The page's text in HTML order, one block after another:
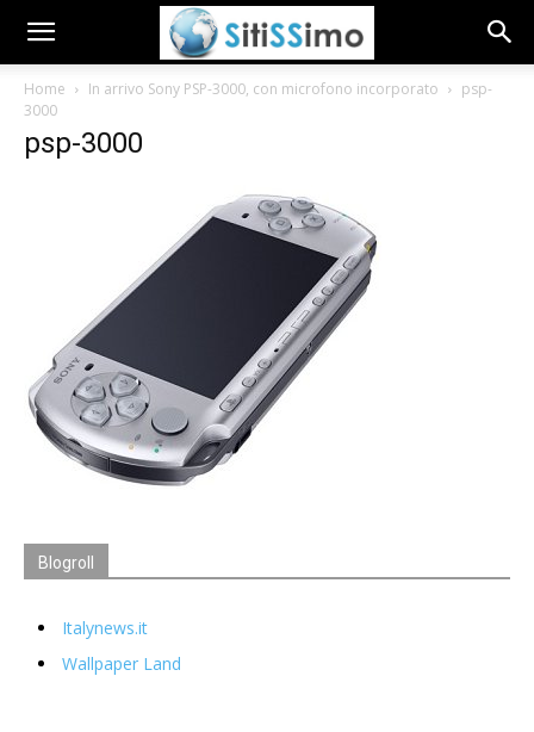
Home In arrivo Sony PSP-3000, con microfono incorporato
psp-
3000
psp-3000
Blogroll
Italynews.it
Wallpaper Land